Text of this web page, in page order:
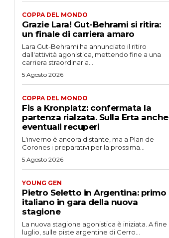
COPPA DEL MONDO
Grazie Lara! Gut-Behrami si ritira:
un finale di carriera amaro
Lara Gut-Behrami ha annunciato il ritiro
dall'attività agonistica, mettendo fine a una
carriera straordinaria...
5 Agosto 2026
COPPA DEL MONDO
Fis a Kronplatz: confermata la
partenza rialzata. Sulla Erta anche
eventuali recuperi
L'inverno è ancora distante, ma a Plan de
Corones i preparativi per la prossima...
5 Agosto 2026
YOUNG GEN
Pietro Seletto in Argentina: primo
italiano in gara della nuova
stagione
La nuova stagione agonistica è iniziata. A fine
luglio, sulle piste argentine di Cerro...